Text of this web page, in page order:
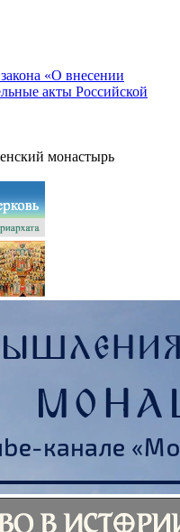
«О внесении
акты Российской
монастырь